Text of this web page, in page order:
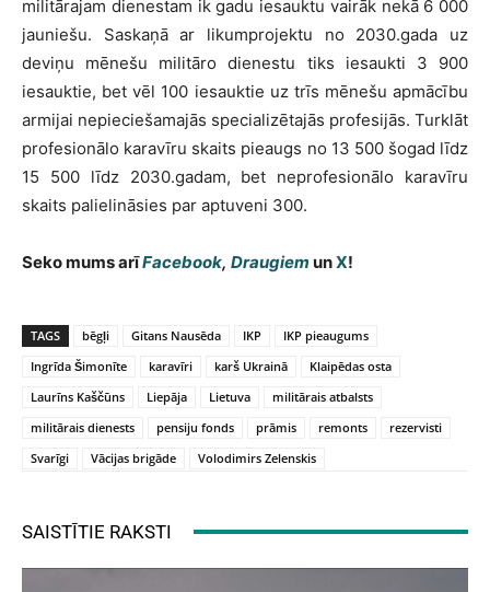
militārajam dienestam ik gadu iesauktu vairāk nekā 6 000
jauniešu. Saskaņā ar likumprojektu no 2030.gada uz
deviņu mēnešu militāro dienestu tiks iesaukti 3 900
iesauktie, bet vēl 100 iesauktie uz trīs mēnešu apmācību
armijai nepieciešamajās specializētajās profesijās. Turklāt
profesionālo karavīru skaits pieaugs no 13 500 šogad līdz
15 500 līdz 2030.gadam, bet neprofesionālo karavīru
skaits palielināsies par aptuveni 300.
Seko mums arīFacebook, Draugiem unX!
TAGS bēgļi Gitans Nausēda IKP
IKP pieaugums
Ingrīda Šimonīte
karavīri karš Ukrainā
Klaipēdas osta
Laurīns Kaščūns
Liepāja Lietuva
militārais atbalsts
militārais dienests
pensiju fonds prāmis remonts
rezervisti
Svarīgi
Vācijas brigāde Volodimirs Zelenskis
SAISTĪTIE RAKSTI